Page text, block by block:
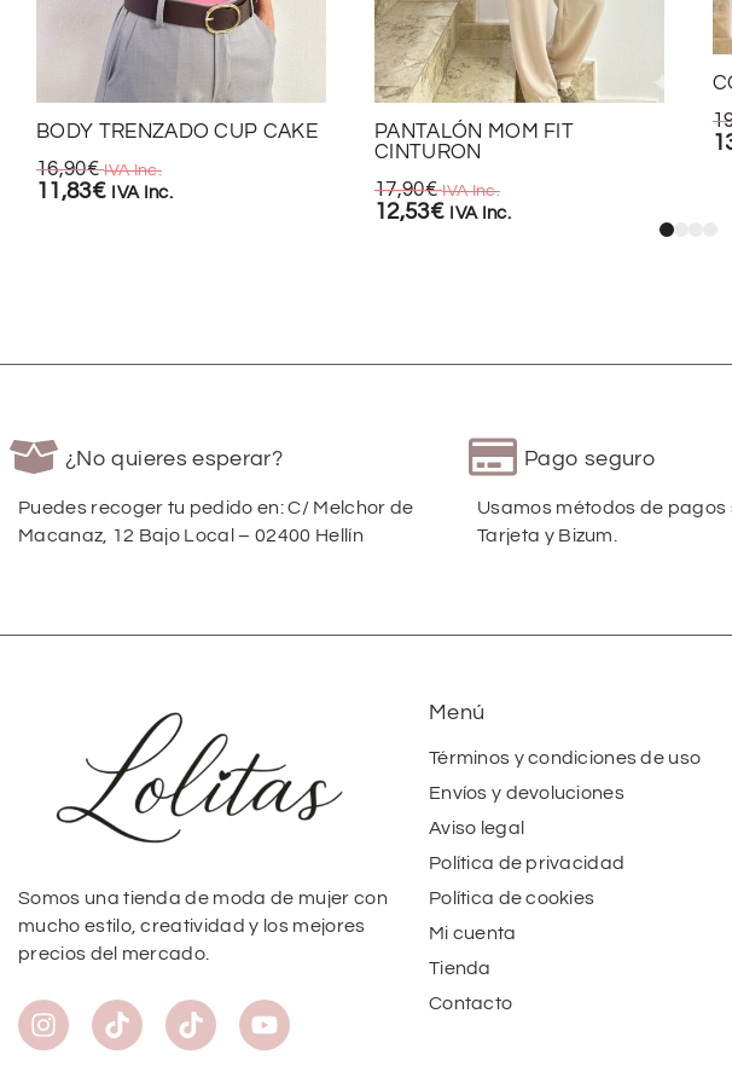
BODY TRENZADO CUP CAKE
16,90€ IVA Inc.
11,83€ IVA Inc.
PANTALÓN MOM FIT
CINTURON
17,90€ IVA Inc.
12,53€ IVA Inc.
¿No quieres esperar?
Puedes recoger tu pedido en: C/ Melchor de
Macanaz, 12 Bajo Local – 02400 Hellín
Pago seguro
Usamos métodos de pagos
Tarjeta y Bizum.
Somos una tienda de moda de mujer con
mucho estilo, creatividad y los mejores
precios del mercado.
Menú
Términos y condiciones de uso
Envíos y devoluciones
Aviso legal
Política de privacidad
Política de cookies
Mi cuenta
Tienda
Contacto